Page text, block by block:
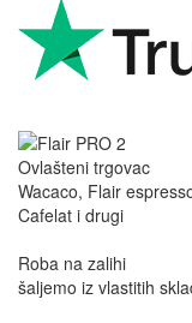
Ovlašteni trgovac
Wacaco, Flair
Cafelat i drugi
Roba na zalihi
šaljemo iz vlastitih